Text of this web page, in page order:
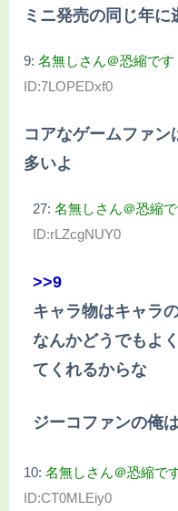
ミニ発売の同じ年に
9: 名無しさん＠恐縮です
ID:7LOPEDxf0
コアなゲームファン
多いよ
27: 名無しさん＠恐縮
ID:rLZcgNUY0
>>9
キャラ物はキャラ
なんかどうでもよ
てくれるからな
ジーコファンの俺
10: 名無しさん＠恐縮で
ID:CT0MLEiy0